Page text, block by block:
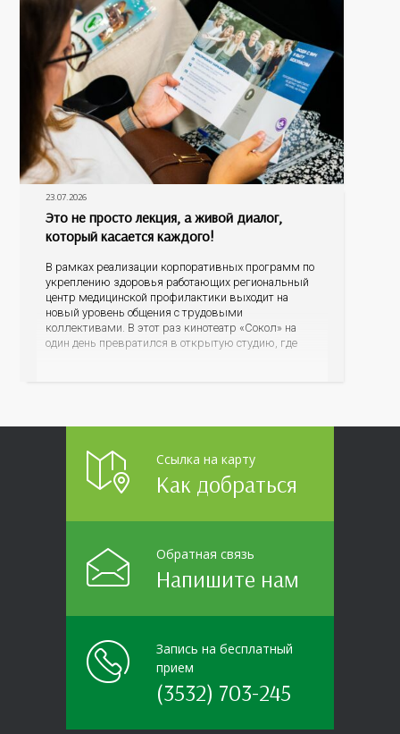
23.07.2026
Это не просто лекция, а живой диалог,
который касается каждого!
В рамках реализации корпоративных программ по
укреплению здоровья работающих региональный
центр медицинской профилактики выходит на
новый уровень общения с трудовыми
коллективами. В этот раз кинотеатр «Сокол» на
один день превратился в открытую студию, где
Ссылка на карту
Как добраться
Обратная связь
Напишите нам
Запись на бесплатный
прием
(3532) 703-245